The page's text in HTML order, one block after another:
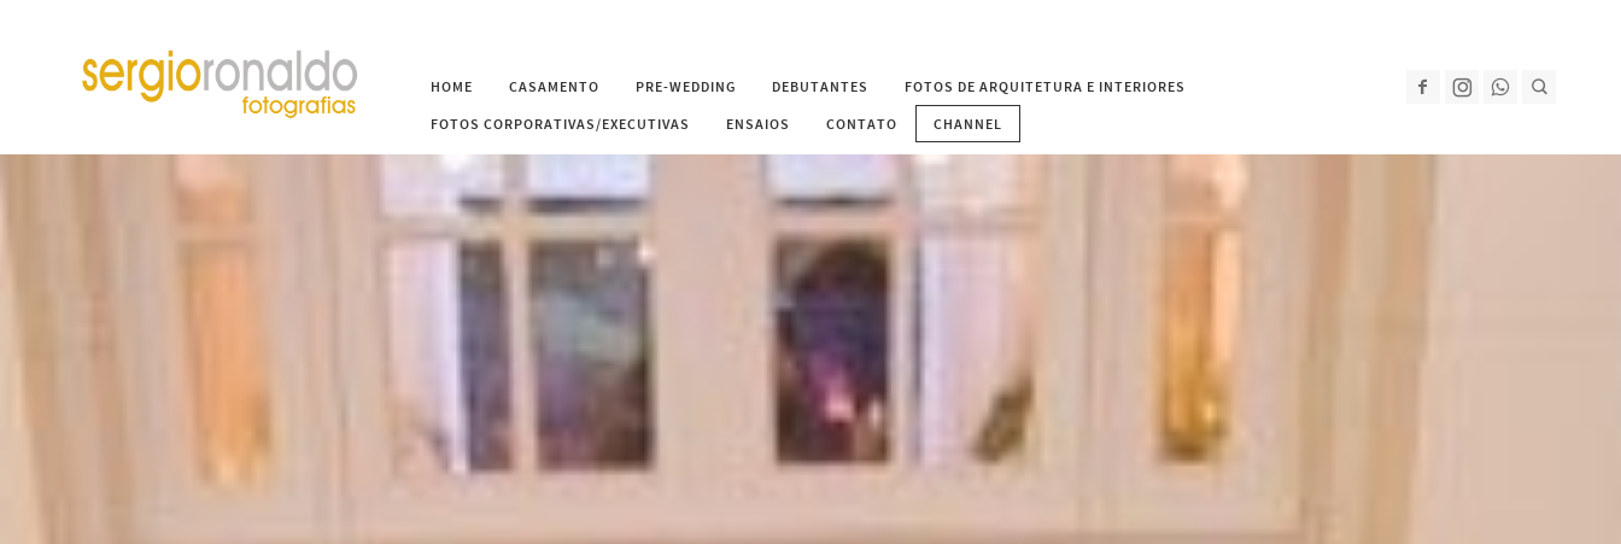
HOME CASAMENTO PRE-WEDDING DEBUTANTES
FOTOS DE ARQUITETURA E INTERIORES
FOTOS CORPORATIVAS/EXECUTIVAS
ENSAIOS CONTATO CHANNEL